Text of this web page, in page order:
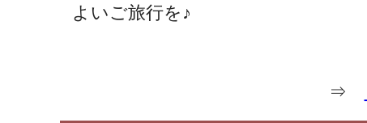
よいご旅行を♪
⇒